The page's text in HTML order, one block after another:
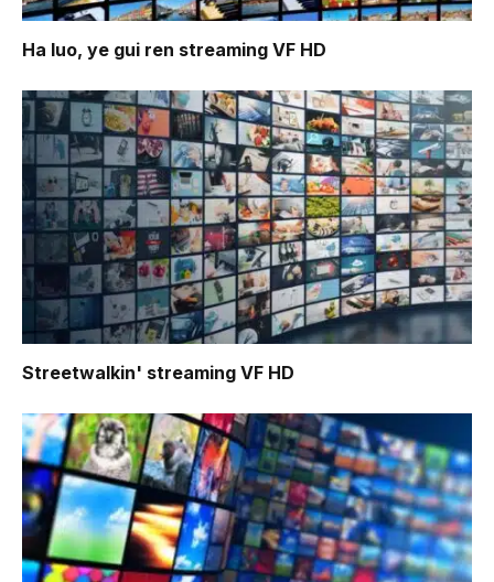
Ha luo, ye gui ren streaming VF HD
Streetwalkin' streaming VF HD